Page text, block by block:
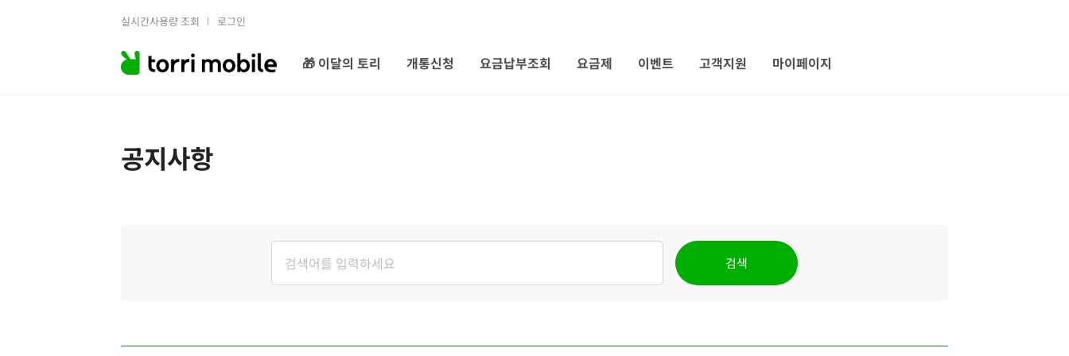
실시간사용량 조회 로그인
🎁 이달의 토리 개통신청 요금납부조회 요금제 이벤트 고객지원 마이페이지
공지사항
검색